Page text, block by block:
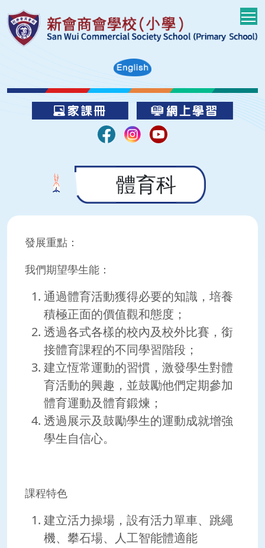
體育科
發展重點：
我們期望學生能：
通過體育活動獲得必要的知識，培養
積極正面的價值觀和態度；
透過各式各樣的校內及校外比賽，銜
接體育課程的不同學習階段；
建立恆常運動的習慣，激發學生對體
育活動的興趣，並鼓勵他們定期參加
體育運動及體育鍛煉；
透過展示及鼓勵學生的運動成就增強
學生自信心。
課程特色
建立活力操場，設有活力單車、跳繩
機、攀石場、人工智能體適能